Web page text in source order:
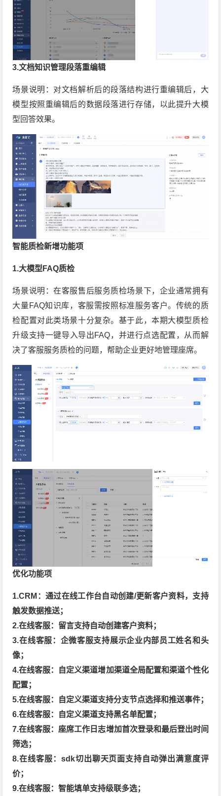
3.文档知识管理段落重编辑
场景说明：对文档解析后的段落结构进行重编辑后，大
模型按照重编辑后的数据段落进行存储，以此提升大模
型回答效果。
智能质检新增功能项
1.大模型FAQ质检
场景说明：在客服售后服务质检场景下，企业通常拥有
大量FAQ知识库，客服需按照标准服务客户。传统的质
检配置对此类场景十分复杂。基于此，本期大模型质检
升级支持一键导入导出FAQ，并进行点选配置，从而解
决了客服服务质检的问题，帮助企业更好地管理座席。
优化功能项
1.CRM：通过在线工作台自动创建/更新客户资料，支持
触发数据推送；
2.在线客服：留言支持自动创建客户资料；
3.在线客服：企微客服支持展示企业内部员工姓名和头
像；
4.在线客服：自定义渠道增加渠道全局配置和渠道个性化
配置；
5.在线客服：自定义渠道支持分支节点选择和推送事件；
6.在线客服：自定义渠道支持黑名单配置；
7.在线客服：座席工作日志增加首次登录和最后登出时间
筛选；
8.在线客服：sdk切出聊天页面支持自动弹出满意度评
价；
9.在线客服：智能填单支持级联多选；